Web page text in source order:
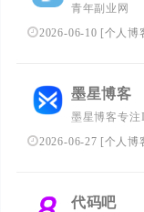
青年副业网
2026-06-10 [个人博
墨星博客
墨星博客专注
制、美化教程
WordPress
2026-06-27 [个人博
代码吧